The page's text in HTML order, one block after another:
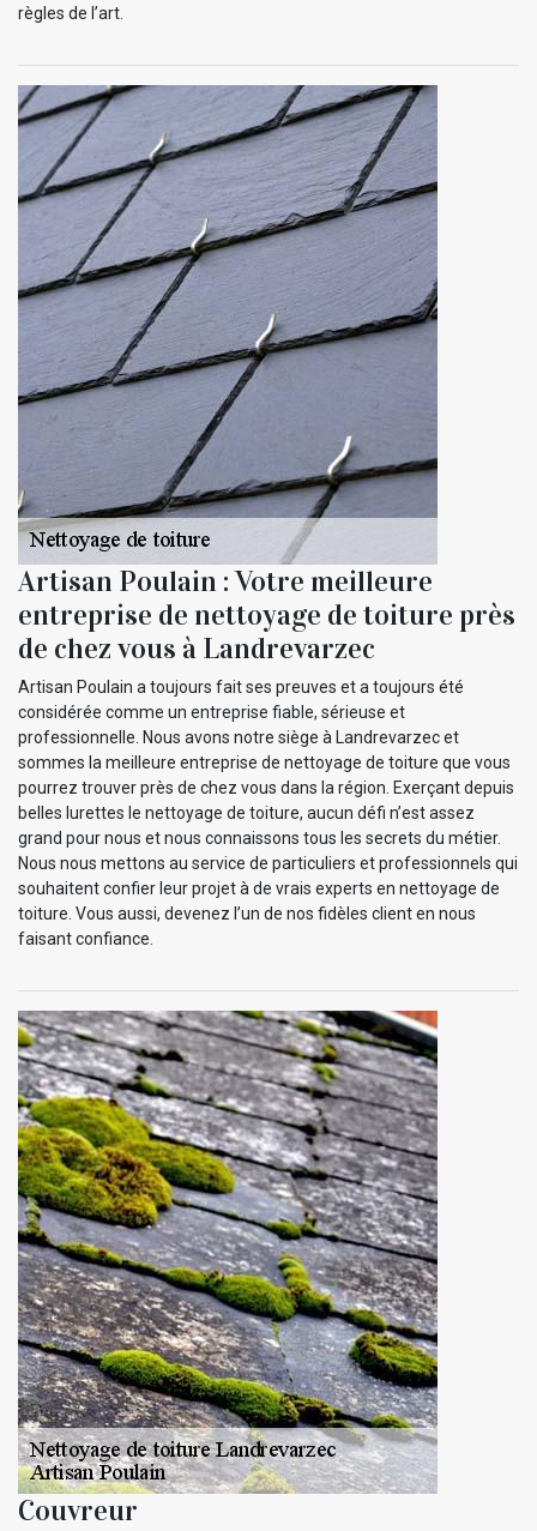
règles de l’art.
Artisan Poulain : Votre meilleure
entreprise de nettoyage de toiture près
de chez vous à Landrevarzec
Artisan Poulain a toujours fait ses preuves et a toujours été
considérée comme un entreprise fiable, sérieuse et
professionnelle. Nous avons notre siège à Landrevarzec et
sommes la meilleure entreprise de nettoyage de toiture que vous
pourrez trouver près de chez vous dans la région. Exerçant depuis
belles lurettes le nettoyage de toiture, aucun défi n’est assez
grand pour nous et nous connaissons tous les secrets du métier.
Nous nous mettons au service de particuliers et professionnels qui
souhaitent confier leur projet à de vrais experts en nettoyage de
toiture. Vous aussi, devenez l’un de nos fidèles client en nous
faisant confiance.
Couvreur